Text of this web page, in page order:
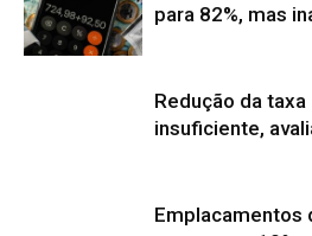
para 82%, mas
Redução da
insuficiente,
Emplacamentos